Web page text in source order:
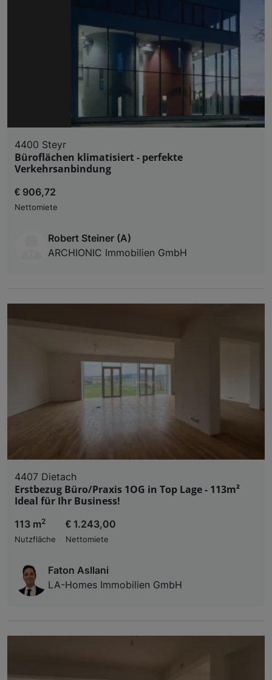
4400 Steyr
Büroflächen klimatisiert - perfekte
Verkehrsanbindung
€ 906,72
Nettomiete
Robert Steiner (A)
ARCHIONIC Immobilien GmbH
4407 Dietach
Erstbezug Büro/Praxis 1OG in Top Lage - 113m²
Ideal für Ihr Business!
113 m2
Nutzfläche
€ 1.243,00
Nettomiete
Faton Asllani
LA-Homes Immobilien GmbH